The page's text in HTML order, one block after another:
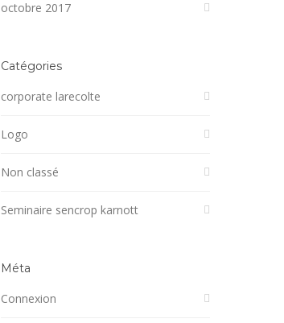
octobre 2017
Catégories
corporate larecolte
Logo
Non classé
Seminaire sencrop karnott
Méta
Connexion